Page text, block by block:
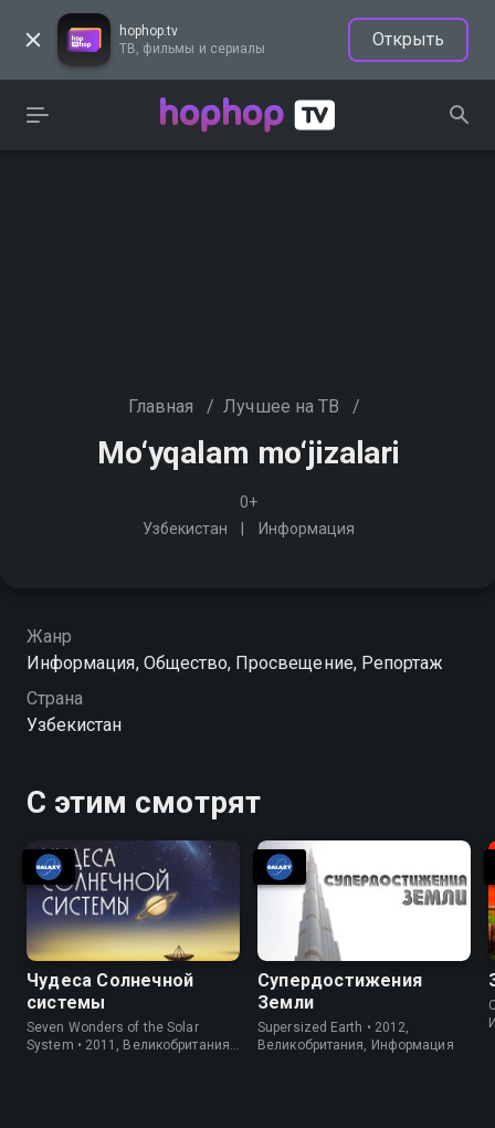
hophop.tv
ТВ, фильмы и сериалы
Открыть
Главная / Лучшее на ТВ /
Mo‘yqalam mo‘jizalari
0+
Узбекистан
Информация
Жанр
Информация, Общество, Просвещение, Репортаж
Страна
Узбекистан
С этим смотрят
Чудеса Солнечной
системы
Seven Wonders of the Solar
System • 2011, Великобритания,
Супердостижения
Земли
Supersized Earth • 2012,
Великобритания, Информация